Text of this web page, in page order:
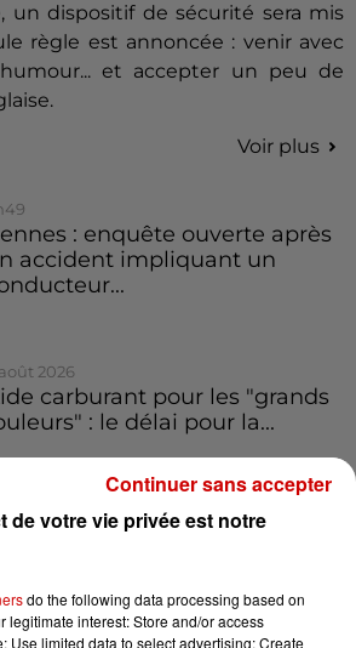
un dispositif de sécurité sera mis
règle est annoncée : venir avec
et accepter un peu de
Voir plus
: enquête ouverte après
accident impliquant un
2026
carburant pour les "grands
: le délai pour la...
2026
de votre vie privée est notre
do the following data processing based on
legitimate interest: Store and/or access
Use limited data to select advertising; Create
Continuer sans accepter